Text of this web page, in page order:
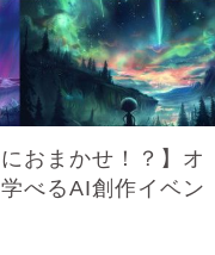
おまかせ！？】オ
べるAI創作イベン